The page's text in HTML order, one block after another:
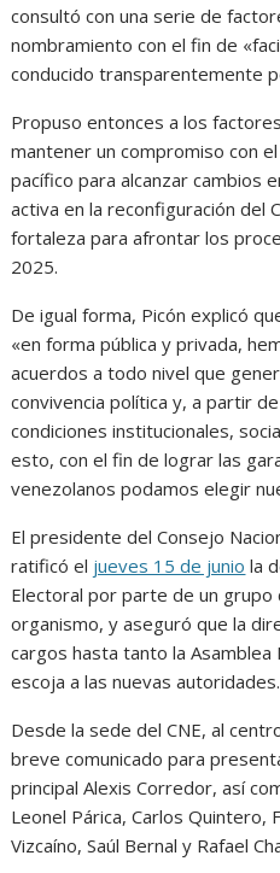
consultó con una serie de
nombramiento con el fin de
conducido transparentemente
Propuso entonces a los
mantener un compromiso con
pacífico para alcanzar cambios
activa en la reconfiguración del
fortaleza para afrontar los
2025.
De igual forma, Picón explicó
«en forma pública y privada,
acuerdos a todo nivel que
convivencia política y, a partir
condiciones institucionales,
esto, con el fin de lograr las
venezolanos podamos elegir
El presidente del Consejo
ratificó el jueves 15 de junio la
Electoral por parte de un
organismo, y aseguró que la
cargos hasta tanto la Asamblea
escoja a las nuevas autoridades.
Desde la sede del CNE, al
breve comunicado para
principal Alexis Corredor, así
Leonel Párica, Carlos Quintero,
Vizcaíno, Saúl Bernal y Rafael